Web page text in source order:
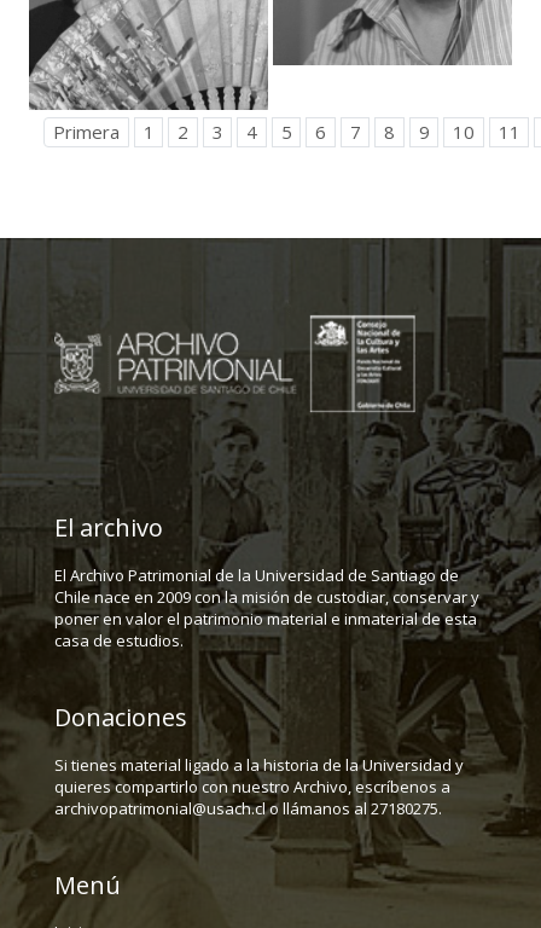
Primera 1 2 3 4 5 6 7 8 9 10 11
El archivo
El Archivo Patrimonial de la Universidad de Santiago de
Chile nace en 2009 con la misión de custodiar, conservar y
poner en valor el patrimonio material e inmaterial de esta
casa de estudios.
Donaciones
Si tienes material ligado a la historia de la Universidad y
quieres compartirlo con nuestro Archivo, escríbenos a
archivopatrimonial@usach.cl o llámanos al 27180275.
Menú